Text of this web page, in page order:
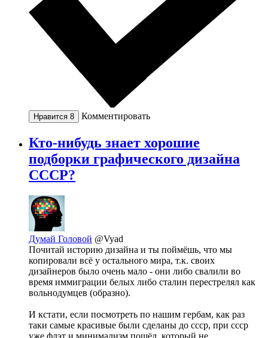
Нравится 8 Комментировать
Кто-нибудь знает хорошие
подборки графического дизайна
СССР?
Думай Головой @Vyad
Почитай историю дизайна и ты поймёшь, что мы
копировали всё у остального мира, т.к. своих
дизайнеров было очень мало - они либо свалили во
время иммиграции белых либо сталин перестрелял как
вольнодумцев (образно).
И кстати, если посмотреть по нашим гербам, как раз
таки самые красивые были сделаны до ссср, при ссср
уже флэт и минимализм пошёл, который не